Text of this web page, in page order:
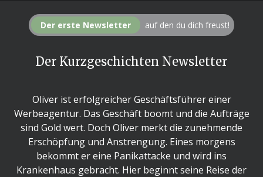
Der erste Newsletter auf den du dich freust!
Der Kurzgeschichten Newsletter
Oliver ist erfolgreicher Geschäftsführer einer
Werbeagentur. Das Geschäft boomt und die Aufträge
sind Gold wert. Doch Oliver merkt die zunehmende
Erschöpfung und Anstrengung. Eines morgens
bekommt er eine Panikattacke und wird ins
Krankenhaus gebracht. Hier beginnt seine Reise der